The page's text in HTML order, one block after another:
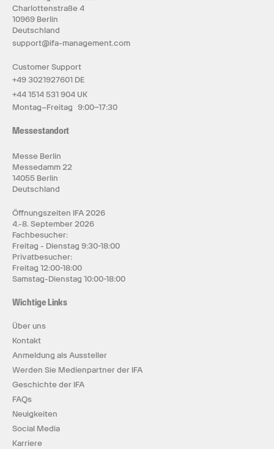
Charlottenstraße 4
10969 Berlin
Deutschland
support@ifa-management.com
Customer Support
+49 3021927601 DE
+44 1514 531 904 UK
Montag–Freitag 9:00–17:30
Messestandort
Messe Berlin
Messedamm 22
14055 Berlin
Deutschland
Öffnungszeiten IFA 2026
4.-8. September 2026
Fachbesucher:
Freitag - Dienstag 9:30-18:00
Privatbesucher:
Freitag 12:00-18:00
Samstag-Dienstag 10:00-18:00
Wichtige Links
Über uns
Kontakt
Anmeldung als Aussteller
Werden Sie Medienpartner der IFA
Geschichte der IFA
FAQs
Neuigkeiten
Social Media
Karriere